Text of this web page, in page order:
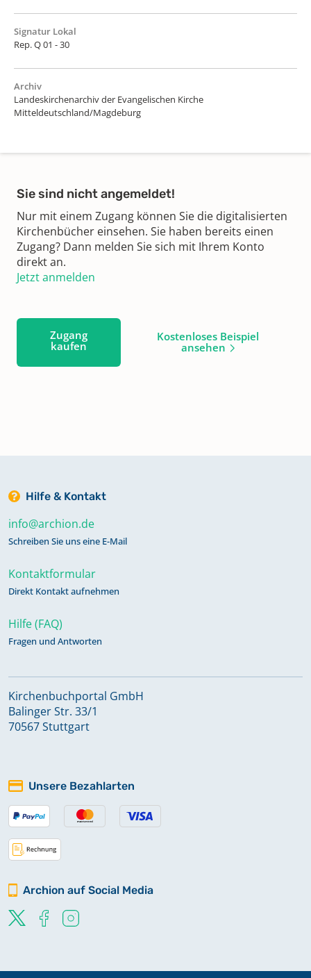
Signatur Lokal
Rep. Q 01 - 30
Archiv
Landeskirchenarchiv der Evangelischen Kirche
Mitteldeutschland/Magdeburg
Sie sind nicht angemeldet!
Nur mit einem Zugang können Sie die digitalisierten
Kirchenbücher einsehen. Sie haben bereits einen
Zugang? Dann melden Sie sich mit Ihrem Konto
direkt an.
Jetzt anmelden
Zugang
kaufen
Kostenloses Beispiel
ansehen
Hilfe & Kontakt
info@archion.de
Schreiben Sie uns eine E-Mail
Kontaktformular
Direkt Kontakt aufnehmen
Hilfe (FAQ)
Fragen und Antworten
Kirchenbuchportal GmbH
Balinger Str. 33/1
70567 Stuttgart
Unsere Bezahlarten
Archion auf Social Media